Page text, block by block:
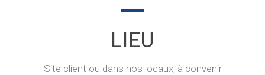
LIEU
Site client ou dans nos locaux, à convenir